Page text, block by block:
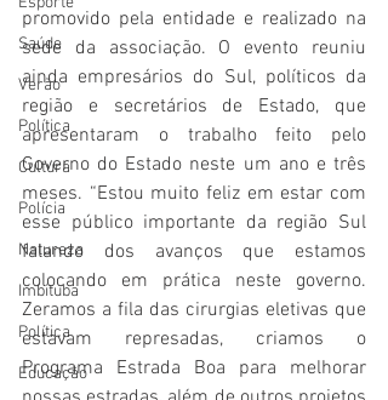
Saúde
Verão
Política
Cultura
Polícia
Natureza
Imbituba
Política
Educação
promovido pela entidade e realizado na
sede da associação. O evento reuniu
ainda empresários do Sul, políticos da
região e secretários de Estado, que
apresentaram o trabalho feito pelo
Governo do Estado neste um ano e três
meses. “Estou muito feliz em estar com
esse público importante da região Sul
falando dos avanços que estamos
colocando em prática neste governo.
Zeramos a fila das cirurgias eletivas que
estavam represadas, criamos o
Programa Estrada Boa para melhorar